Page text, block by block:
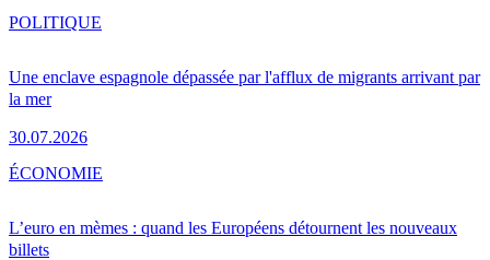
Une enclave espagnole dépassée par l'afflux de migrants arrivant par
la mer
30.07.2026
POLITIQUE
L’euro en mèmes : quand les Européens détournent les nouveaux
billets
ÉCONOMIE